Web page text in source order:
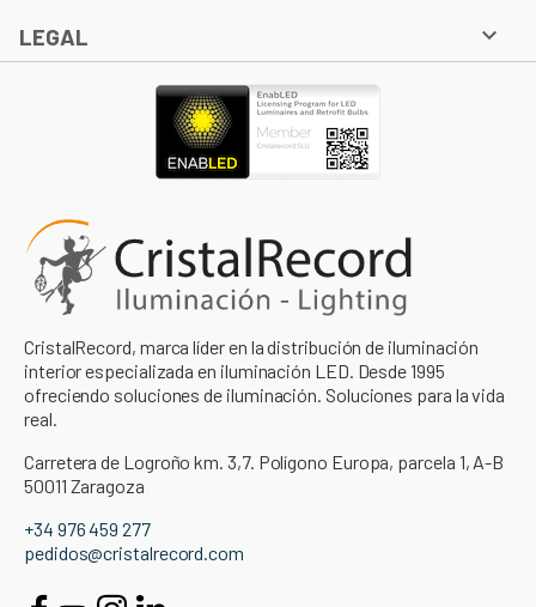
LEGAL 
CristalRecord, marca líder en la distribución de iluminación
interior especializada en iluminación LED. Desde 1995
ofreciendo soluciones de iluminación. Soluciones para la vida
real.
Carretera de Logroño km. 3,7. Polígono Europa, parcela 1, A-B
50011 Zaragoza
+34 976 459 277
pedidos@cristalrecord.com